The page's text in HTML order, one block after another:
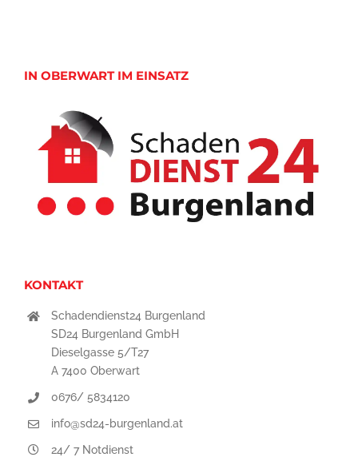
IN OBERWART IM EINSATZ
KONTAKT
Schadendienst24 Burgenland
SD24 Burgenland GmbH
Dieselgasse 5/T27
A 7400 Oberwart
0676/ 5834120
info@sd24-burgenland.at
24/ 7 Notdienst